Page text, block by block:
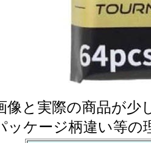
像と実際の商品が少
ッケージ柄違い等の